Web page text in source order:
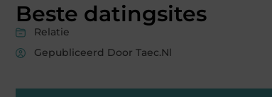
Beste datingsites
Relatie
Gepubliceerd Door Taec.nl